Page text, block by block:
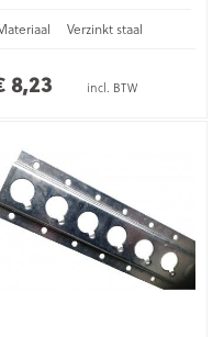
Verzinkt staal
8,23 incl. BTW